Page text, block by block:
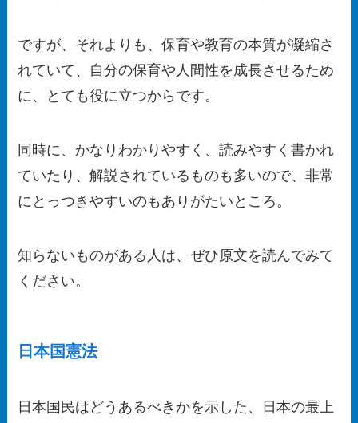
ですが、それよりも、保育や教育の本質が凝縮さ
れていて、自分の保育や人間性を成長させるため
に、とても役に立つから です。
同時に、かなりわかりやすく、読みやすく書かれ
ていたり、解説されているものも多いので、非常
にとっつきやすいのもありがたいところ。
知らないものがある人は、ぜひ原文を読んでみて
ください。
日本国憲法
日本国民はどうあるべきかを示した、日本の最上